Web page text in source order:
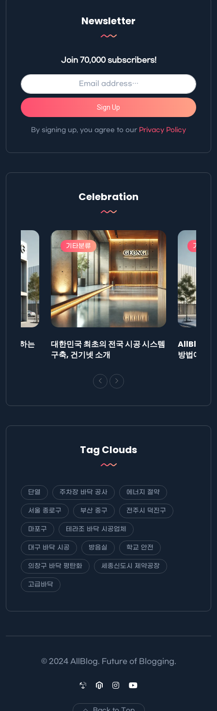
Newsletter
Join 70,000 subscribers!
Sign Up
By signing up, you agree to our Privacy Policy
Celebration
제출하는
기타분류
대한민국 최초의 전국 시공 시스템
구축, 건기넷 소개
기타분
AllBlog에
방법에 대
Tag Clouds
단열 주차장 바닥 공사 에너지 절약
서울 종로구 부산 중구 전주시 덕진구
마포구 테라조 바닥 시공업체
대구 바닥 시공 방음실 학교 안전
의창구 바닥 평탄화 세종신도시 제약공장
고급바닥
© 2024 AllBlog. Future of Blogging.